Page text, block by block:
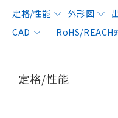
定格/性能 外形図
CAD
RoHS/REACH
定格/性能